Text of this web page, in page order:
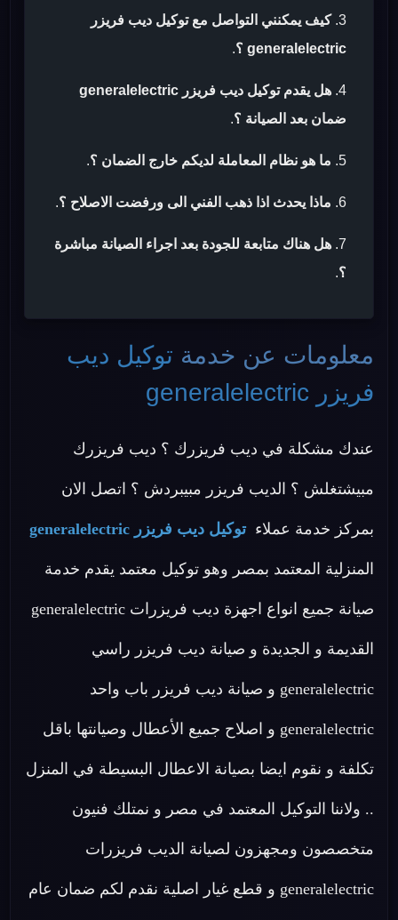
كيف يمكنني التواصل مع توكيل ديب فريزر
generalelectric ؟
.
هل يقدم توكيل ديب فريزر generalelectric
ضمان بعد الصيانة ؟.
ما هو نظام المعاملة لديكم خارج الضمان ؟.
ماذا يحدث اذا ذهب الفني الى ورفضت الاصلاح ؟.
هل هناك متابعة للجودة بعد اجراء الصيانة مباشرة
؟.
معلومات عن خدمة توكيل ديب
فريزر generalelectric
عندك مشكلة في ديب فريزرك ؟ ديب فريزرك
مبيشتغلش ؟ الديب فريزر مبيبردش ؟ اتصل الان
بمركز خدمة عملاء توكيل ديب فريزر generalelectric
المنزلية المعتمد بمصر وهو توكيل معتمد يقدم خدمة
صيانة جميع انواع اجهزة ديب فريزرات generalelectric
القديمة و الجديدة و صيانة ديب فريزر راسي
generalelectric و صيانة ديب فريزر باب واحد
generalelectric و اصلاح جميع الأعطال وصيانتها باقل
تكلفة و نقوم ايضا بصيانة الاعطال البسيطة في المنزل
.. ولاننا التوكيل المعتمد في مصر و نمتلك فنيون
متخصصون ومجهزون لصيانة الديب فريزرات
generalelectric و قطع غيار اصلية نقدم لكم ضمان عام